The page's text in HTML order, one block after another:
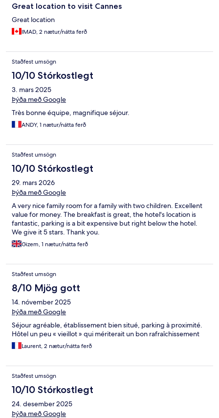
Great location to visit Cannes
Great location
IMAD, 2 nætur/nátta ferð
Staðfest umsögn
10/10 Stórkostlegt
3. mars 2025
Þýða með Google
Très bonne équipe, magnifique séjour.
ANDY, 1 nætur/nátta ferð
Staðfest umsögn
10/10 Stórkostlegt
29. mars 2026
Þýða með Google
A very nice family room for a family with two children. Excellent
value for money. The breakfast is great, the hotel's location is
fantastic, parking is a bit expensive but right below the hotel.
We give it 5 stars. Thank you.
Gizem, 1 nætur/nátta ferð
Staðfest umsögn
8/10 Mjög gott
14. nóvember 2025
Þýða með Google
Séjour agréable, établissement bien situé, parking à proximité.
Hôtel un peu « vieillot » qui mériterait un bon rafraîchissement
Laurent, 2 nætur/nátta ferð
Staðfest umsögn
10/10 Stórkostlegt
24. desember 2025
Þýða með Google